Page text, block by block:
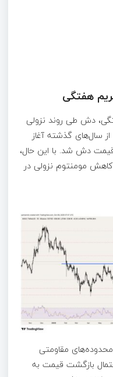
هفتگی
دش طی روند نزولی
سال‌های گذشته آغاز
دش شد. با این حال،
مومنتوم نزولی در
محدوده‌های مقاومتی
بازگشت قیمت به